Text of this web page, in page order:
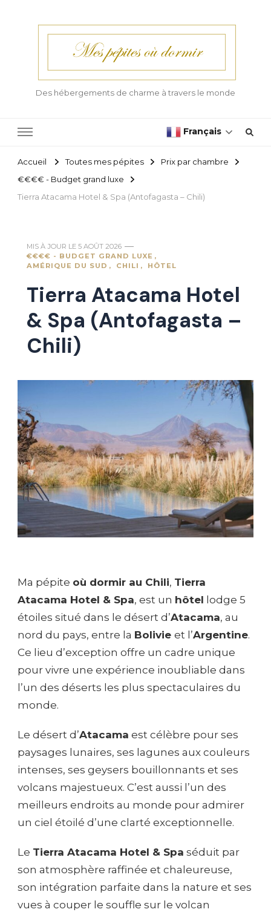
Des hébergements de charme à travers le monde
Français
Accueil Toutes mes pépites
Prix par chambre
€€€€ - Budget grand luxe
Tierra Atacama Hotel & Spa (Antofagasta – Chili)
MIS À JOUR LE 5 AOÛT 2026
€€€€ - BUDGET GRAND LUXE
AMÉRIQUE DU SUD
CHILI HÔTEL
Tierra Atacama Hotel
& Spa (Antofagasta –
Chili)
Ma pépite où dormir au Chili, Tierra
Atacama Hotel & Spa, est un hôtel lodge 5
étoiles situé dans le désert d’Atacama, au
nord du pays, entre la Bolivie et l’Argentine.
Ce lieu d’exception offre un cadre unique
pour vivre une expérience inoubliable dans
l’un des déserts les plus spectaculaires du
monde.
Le désert d’Atacama est célèbre pour ses
paysages lunaires, ses lagunes aux couleurs
intenses, ses geysers bouillonnants et ses
volcans majestueux. C’est aussi l’un des
meilleurs endroits au monde pour admirer
un ciel étoilé d’une clarté exceptionnelle.
Le Tierra Atacama Hotel & Spa séduit par
son atmosphère raffinée et chaleureuse,
son intégration parfaite dans la nature et ses
vues à couper le souffle sur le volcan